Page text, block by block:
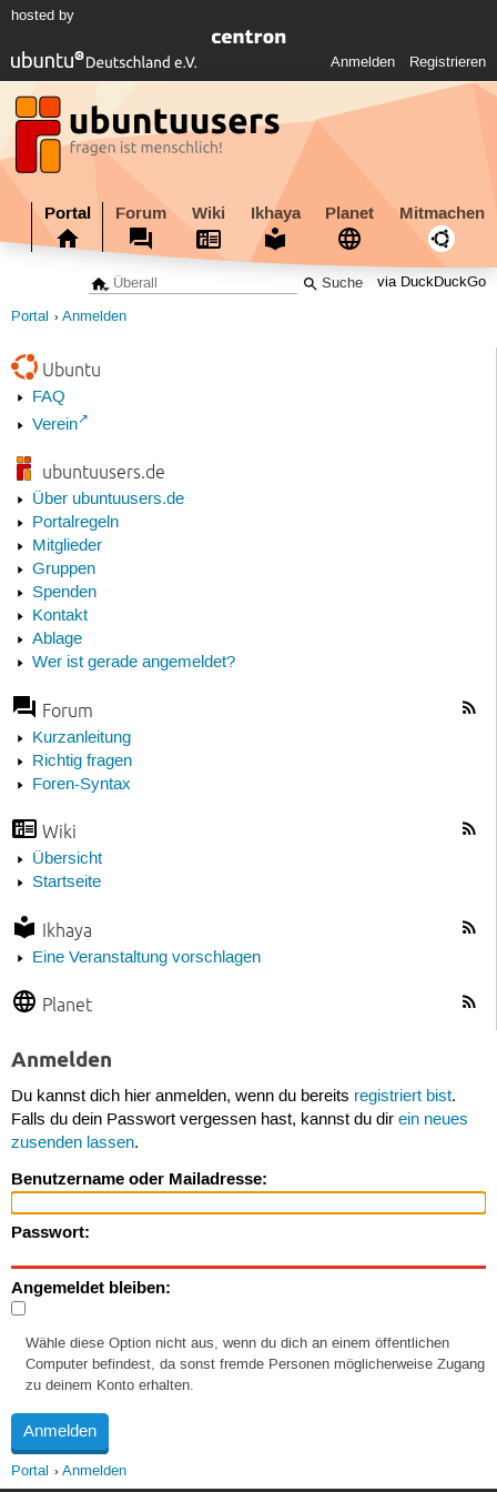
hosted by
Anmelden Registrieren
Portal Forum Wiki Ikhaya Planet Mitmachen
via DuckDuckGo
Portal Anmelden
Ubuntu
FAQ
Verein
ubuntuusers.de
Über ubuntuusers.de
Portalregeln
Mitglieder
Gruppen
Spenden
Kontakt
Ablage
Wer ist gerade angemeldet?
Forum
Kurzanleitung
Richtig fragen
Foren-Syntax
Wiki
Übersicht
Startseite
Ikhaya
Eine Veranstaltung vorschlagen
Planet
Anmelden
Du kannst dich hier anmelden, wenn du bereits registriert bist.
Falls du dein Passwort vergessen hast, kannst du dir ein neues
zusenden lassen.
Benutzername oder Mailadresse:
Passwort:
Angemeldet bleiben:
Wähle diese Option nicht aus, wenn du dich an einem öffentlichen
Computer befindest, da sonst fremde Personen möglicherweise Zugang
zu deinem Konto erhalten.
Portal Anmelden